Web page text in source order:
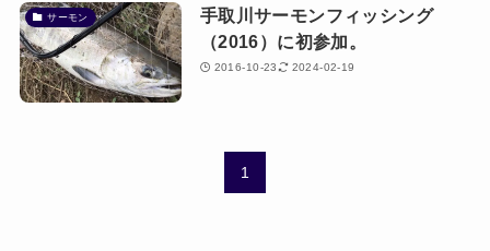
サーモン
手取川サーモンフィッシング
（2016）に初参加。
2016-10-23 2024-02-19
1